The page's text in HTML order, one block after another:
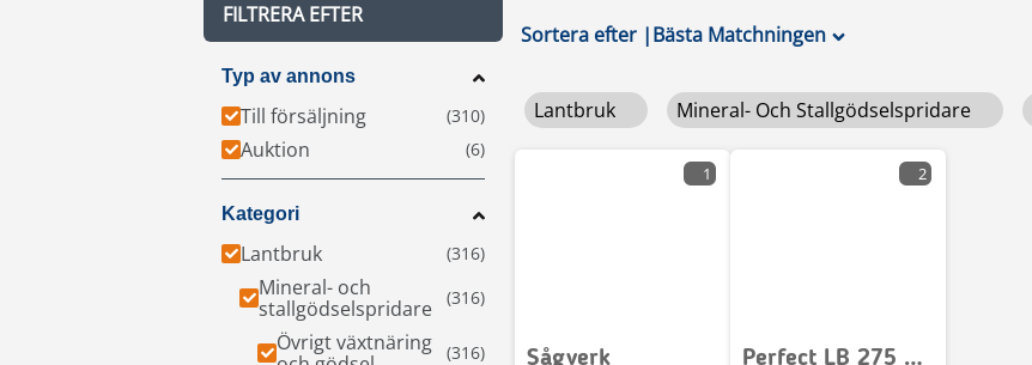
FILTRERA EFTER
Typ av annons
Till försäljning
Auktion
Kategori
Lantbruk
Mineral- och
stallgödselspridare
Övrigt växtnäring
Sortera efter |Bästa Matchningen
Lantbruk Mineral- Och Stallgödselspridare
1
Sågverk
2
Perfect LB 275 med K-axel